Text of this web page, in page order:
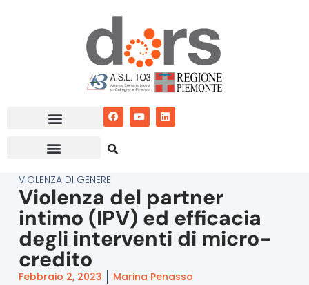
VIOLENZA DI GENERE
Violenza del partner
intimo (IPV) ed efficacia
degli interventi di micro-
credito
Febbraio 2, 2023 Marina Penasso